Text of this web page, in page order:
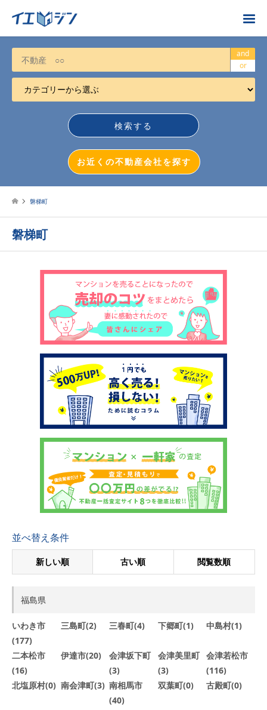
お近くの不動産会社を探す
カテゴリーから選ぶ
不動産売却
不動産投資
戸建売却
マンション売却
土地売却
イエジンくんの紹介
運営会社
運営会社
利用規約について
掲載受付窓口はこちら
and
or
お近くの不動産会社を探す
磐梯町
磐梯町
並べ替え条件
新しい順 古い順 閲覧数順
福島県
いわき市
(177)
三島町(2) 三春町(4) 下郷町(1) 中島村(1)
二本松市
(16)
伊達市(20)
会津坂下町
(3)
会津美里町
(3)
会津若松市
(116)
北塩原村(0) 南会津町(3) 南相馬市
(40)
双葉町(0) 古殿町(0)